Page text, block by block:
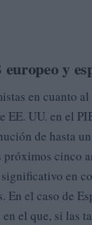
y
en cuanto
EE. UU. en el
de hasta
cinco
en
el caso de
el que, si las